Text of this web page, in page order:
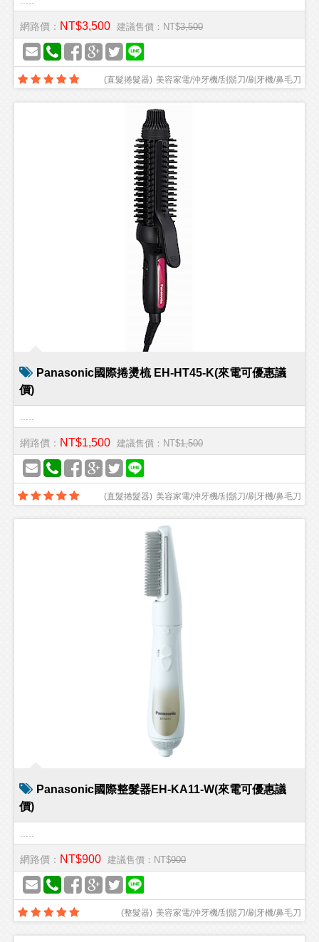
網路價： NT$3,500 建議售價：NT$3,500
美容家電/沖牙機/刮鬍刀/刷牙機/鼻毛刀
(直髮捲髮器)
Panasonic國際捲燙梳 EH-HT45-K(來電可優惠議
價)
網路價： NT$1,500 建議售價：NT$1,500
美容家電/沖牙機/刮鬍刀/刷牙機/鼻毛刀
(直髮捲髮器)
Panasonic國際整髮器EH-KA11-W(來電可優惠議
價)
網路價： NT$900 建議售價：NT$900
美容家電/沖牙機/刮鬍刀/刷牙機/鼻毛刀
(整髮器)